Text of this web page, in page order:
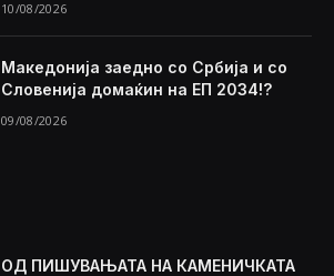
10/08/2026
Македонија заедно со Србија и со
Словенија домаќин на ЕП 2034!?
09/08/2026
ОД ПИШУВАЊАТА НА КАМЕНИЧКАТА